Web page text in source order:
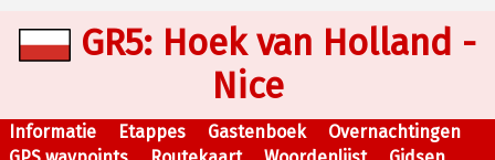
GR5: Hoek van Holland -
Nice
Informatie Etappes Gastenboek
Overnachtingen